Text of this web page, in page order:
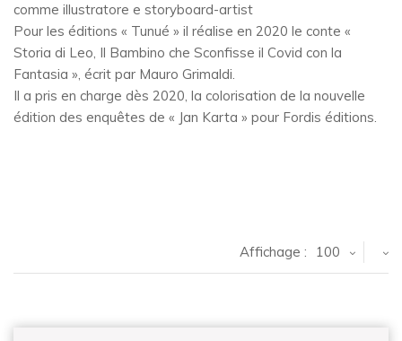
comme illustratore e storyboard-artist
Pour les éditions « Tunué » il réalise en 2020 le conte «
Storia di Leo, Il Bambino che Sconfisse il Covid con la
Fantasia », écrit par Mauro Grimaldi.
Il a pris en charge dès 2020, la colorisation de la nouvelle
édition des enquêtes de « Jan Karta » pour Fordis éditions.
Affichage : 100